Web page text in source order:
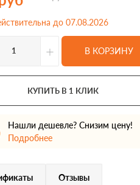
до 07.08.2026
+ В КОРЗИНУ
КУПИТЬ В 1 КЛИК
Нашли дешевле? Снизим цену!
Подробнее
Отзывы